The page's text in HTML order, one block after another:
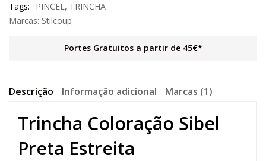
Tags:
PINCEL, TRINCHA
Marcas: Stilcoup
Portes Gratuitos a partir de 45€*
Descrição Informação adicional Marcas (1)
Trincha Coloração Sibel
Preta Estreita